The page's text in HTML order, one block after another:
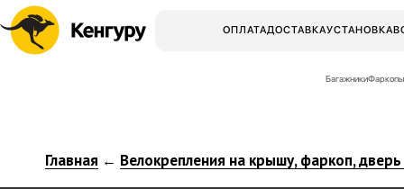
ОПЛАТАДОСТАВКАУСТАНОВКА
БагажникиФаркопы
Главная ← Велокрепления на крышу, фаркоп, дверь